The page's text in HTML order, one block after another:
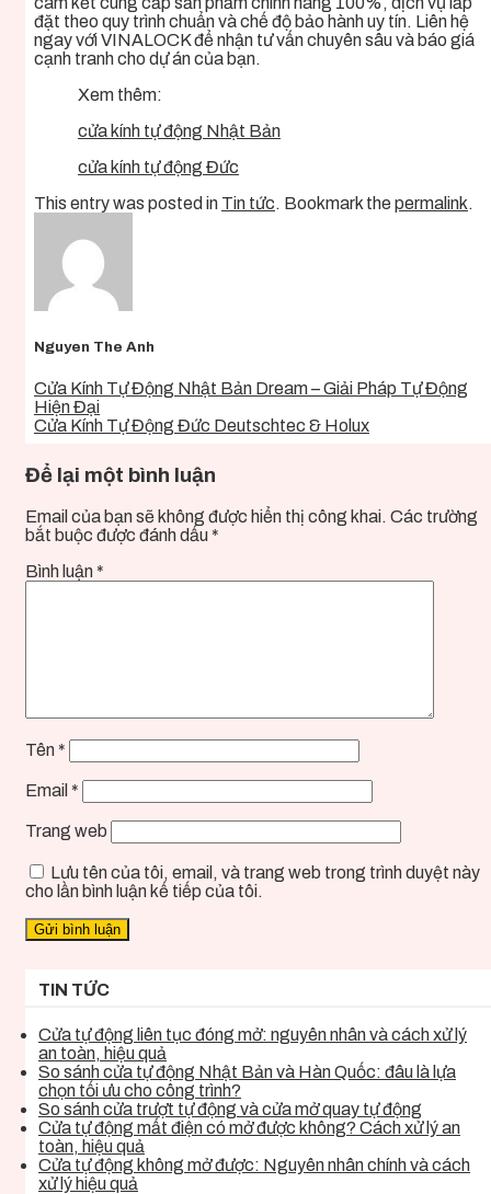
đặt theo quy trình chuẩn và chế độ bảo hành uy tín. Liên hệ
ngay với VINALOCK để nhận tư vấn chuyên sâu và báo giá
cạnh tranh cho dự án của bạn.
Xem thêm:
cửa kính tự động Nhật Bản
cửa kính tự động Đức
This entry was posted in Tin tức. Bookmark thepermalink.
Nguyen The Anh
Cửa Kính Tự Động Nhật Bản Dream – Giải Pháp Tự Động
Hiện Đại
Cửa Kính Tự Động Đức Deutschtec & Holux
Để lại một bình luận
Email của bạn sẽ không được hiển thị công khai. Các trường
bắt buộc được đánh dấu *
Bình luận *
Tên *
Email *
Trang web
Lưu tên của tôi, email, và trang web trong trình duyệt này
cho lần bình luận kế tiếp của tôi.
TIN TỨC
Cửa tự động liên tục đóng mở: nguyên nhân và cách xử lý
an toàn, hiệu quả
So sánh cửa tự động Nhật Bản và Hàn Quốc: đâu là lựa
chọn tối ưu cho công trình?
So sánh cửa trượt tự động và cửa mở quay tự động
Cửa tự động mất điện có mở được không? Cách xử lý an
toàn, hiệu quả
Cửa tự động không mở được: Nguyên nhân chính và cách
xử lý hiệu quả